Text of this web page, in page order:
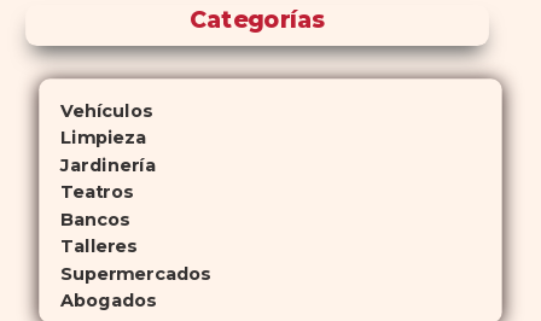
Categorías
Vehículos
Limpieza
Jardinería
Teatros
Bancos
Talleres
Supermercados
Abogados